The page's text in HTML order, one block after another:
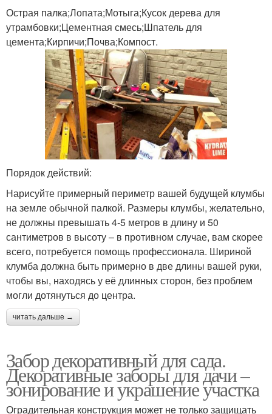
Острая палка;Лопата;Мотыга;Кусок дерева для
утрамбовки;Цементная смесь;Шпатель для
цемента;Кирпичи;Почва;Компост.
Порядок действий:
Нарисуйте примерный периметр вашей будущей клумбы
на земле обычной палкой. Размеры клумбы, желательно,
не должны превышать 4-5 метров в длину и 50
сантиметров в высоту – в противном случае, вам скорее
всего, потребуется помощь профессионала. Шириной
клумба должна быть примерно в две длины вашей руки,
чтобы вы, находясь у её длинных сторон, без проблем
могли дотянуться до центра.
читать дальше →
Забор декоративный для сада.
Декоративные заборы для дачи –
зонирование и украшение участка
Оградительная конструкция может не только защищать